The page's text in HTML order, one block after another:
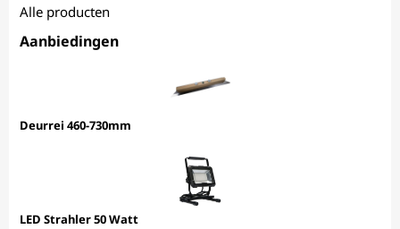
Alle producten
Aanbiedingen
Deurrei 460-730mm
LED Strahler 50 Watt